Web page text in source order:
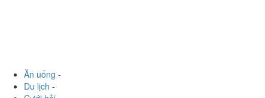
Dịch vụ